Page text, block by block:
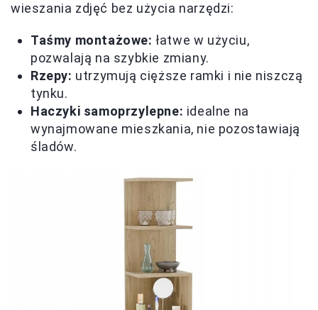
wieszania zdjęć bez użycia narzędzi:
Taśmy montażowe: łatwe w użyciu,
pozwalają na szybkie zmiany.
Rzepy: utrzymują cięższe ramki i nie niszczą
tynku.
Haczyki samoprzylepne: idealne na
wynajmowane mieszkania, nie pozostawiają
śladów.